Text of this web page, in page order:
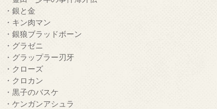
・銀と金
・キン肉マン
・銀狼ブラッドボーン
・グラゼニ
・グラップラー刃牙
・クローズ
・クロカン
・黒子のバスケ
・ケンガンアシュラ